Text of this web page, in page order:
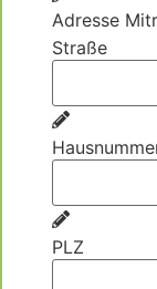
Adresse
Straße
PLZ